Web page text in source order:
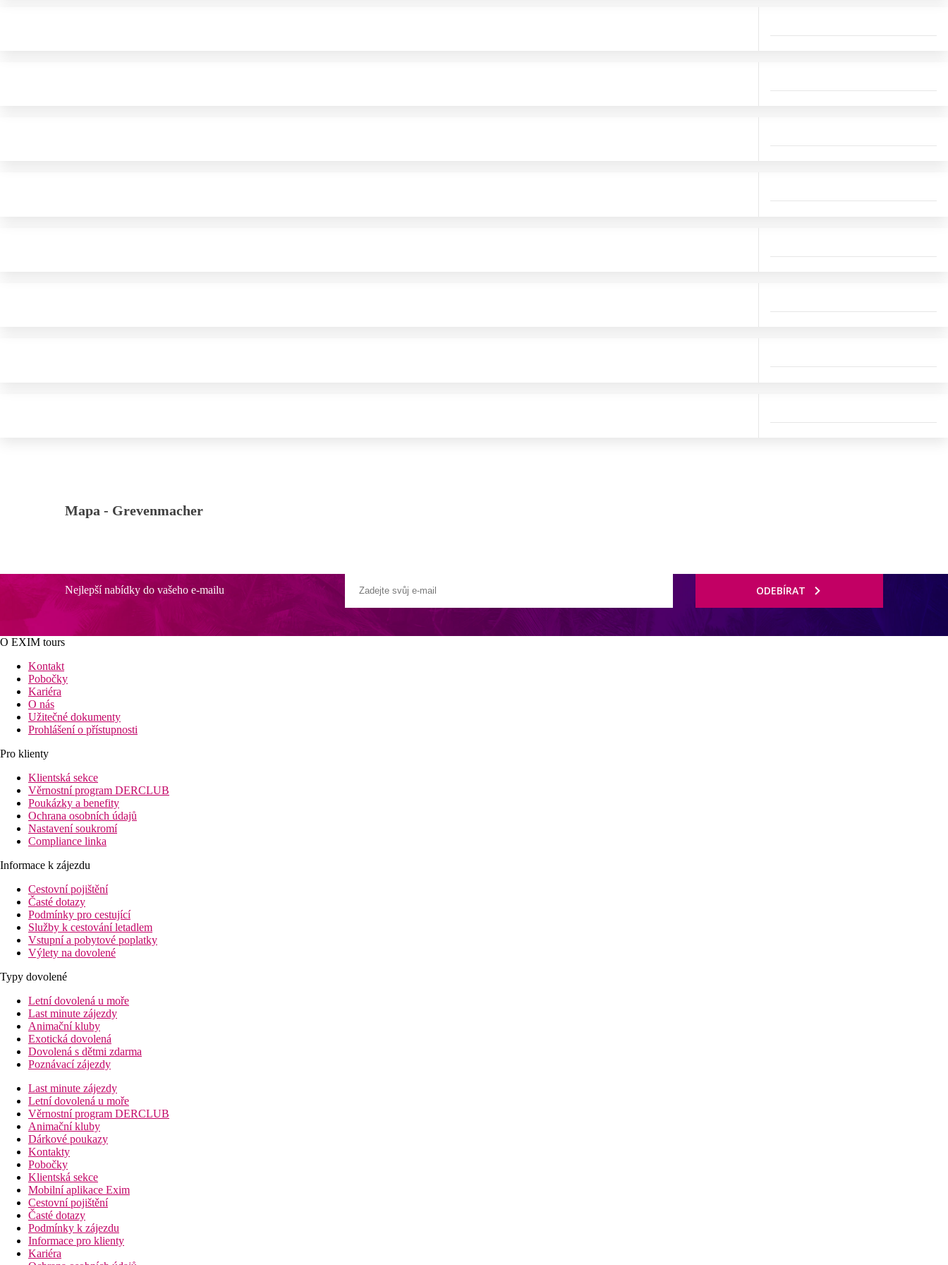
Mapa - Grevenmacher
Nejlepší nabídky do vašeho e-mailu ODEBÍRAT
O EXIM tours
Kontakt
Pobočky
Kariéra
O nás
Užitečné dokumenty
Prohlášení o přístupnosti
Pro klienty
Klientská sekce
Věrnostní program DERCLUB
Poukázky a benefity
Ochrana osobních údajů
Nastavení soukromí
Compliance linka
Informace k zájezdu
Cestovní pojištění
Časté dotazy
Podmínky pro cestující
Služby k cestování letadlem
Vstupní a pobytové poplatky
Výlety na dovolené
Typy dovolené
Letní dovolená u moře
Last minute zájezdy
Animační kluby
Exotická dovolená
Dovolená s dětmi zdarma
Poznávací zájezdy
Last minute zájezdy
Letní dovolená u moře
Věrnostní program DERCLUB
Animační kluby
Dárkové poukazy
Kontakty
Pobočky
Klientská sekce
Mobilní aplikace Exim
Cestovní pojištění
Časté dotazy
Podmínky k zájezdu
Informace pro klienty
Kariéra